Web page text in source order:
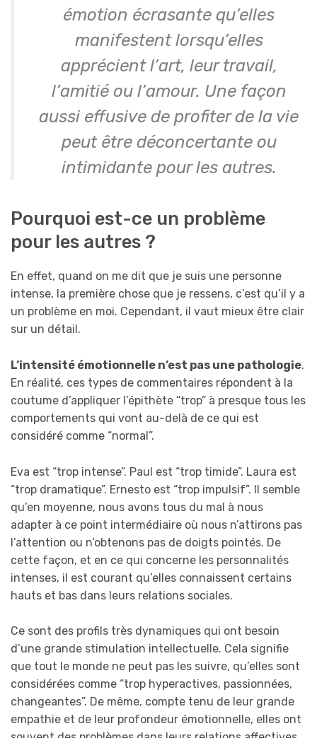
émotion écrasante qu’elles
manifestent lorsqu’elles
apprécient l’art, leur travail,
l’amitié ou l’amour. Une façon
aussi effusive de profiter de la vie
peut être déconcertante ou
intimidante pour les autres.
Pourquoi est-ce un problème
pour les autres ?
En effet, quand on me dit que je suis une personne
intense, la première chose que je ressens, c’est qu’il y a
un problème en moi. Cependant, il vaut mieux être clair
sur un détail.
L’intensité émotionnelle n’est pas une pathologie.
En réalité, ces types de commentaires répondent à la
coutume d’appliquer l’épithète “trop” à presque tous les
comportements qui vont au-delà de ce qui est
considéré comme “normal”.
Eva est “trop intense”. Paul est “trop timide”. Laura est
“trop dramatique”. Ernesto est “trop impulsif”. Il semble
qu’en moyenne, nous avons tous du mal à nous
adapter à ce point intermédiaire où nous n’attirons pas
l’attention ou n’obtenons pas de doigts pointés. De
cette façon, et en ce qui concerne les personnalités
intenses, il est courant qu’elles connaissent certains
hauts et bas dans leurs relations sociales.
Ce sont des profils très dynamiques qui ont besoin
d’une grande stimulation intellectuelle. Cela signifie
que tout le monde ne peut pas les suivre, qu’elles sont
considérées comme “trop hyperactives, passionnées,
changeantes”. De même, compte tenu de leur grande
empathie et de leur profondeur émotionnelle, elles ont